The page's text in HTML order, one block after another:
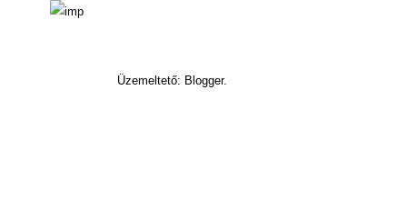
Üzemeltető: Blogger.